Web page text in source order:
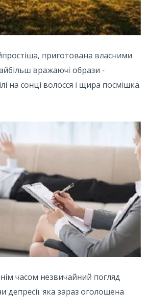
приготована власними
вражаючі образи -
на сонці волосся і щира посмішка.
часом незвичайний погляд
депресії. яка зараз оголошена